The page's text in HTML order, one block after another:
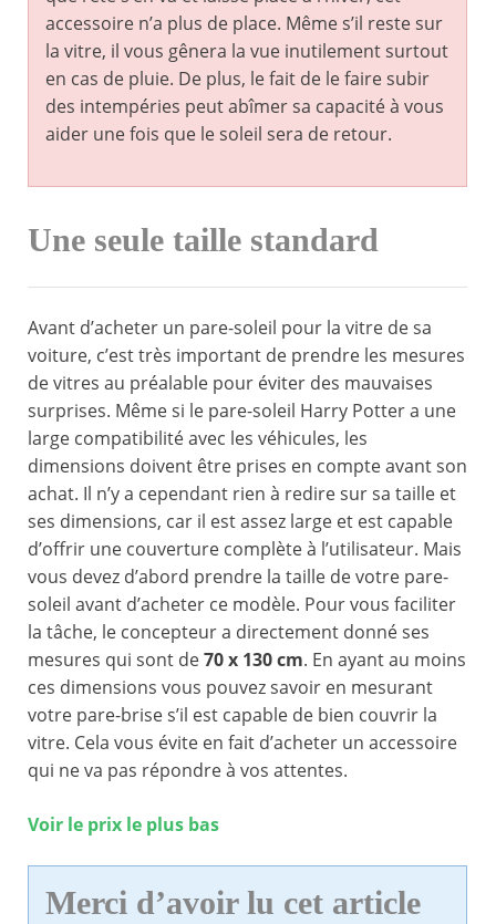
accessoire n’a plus de place. Même s’il reste sur
la vitre, il vous gênera la vue inutilement surtout
en cas de pluie. De plus, le fait de le faire subir
des intempéries peut abîmer sa capacité à vous
aider une fois que le soleil sera de retour.
Une seule taille standard
Avant d’acheter un pare-soleil pour la vitre de sa
voiture, c’est très important de prendre les mesures
de vitres au préalable pour éviter des mauvaises
surprises. Même si le pare-soleil Harry Potter a une
large compatibilité avec les véhicules, les
dimensions doivent être prises en compte avant son
achat. Il n’y a cependant rien à redire sur sa taille et
ses dimensions, car il est assez large et est capable
d’offrir une couverture complète à l’utilisateur. Mais
vous devez d’abord prendre la taille de votre pare-
soleil avant d’acheter ce modèle. Pour vous faciliter
la tâche, le concepteur a directement donné ses
mesures qui sont de70 x 130 cm. En ayant au moins
ces dimensions vous pouvez savoir en mesurant
votre pare-brise s’il est capable de bien couvrir la
vitre. Cela vous évite en fait d’acheter un accessoire
qui ne va pas répondre à vos attentes.
Voir le prix le plus bas
Merci d’avoir lu cet article